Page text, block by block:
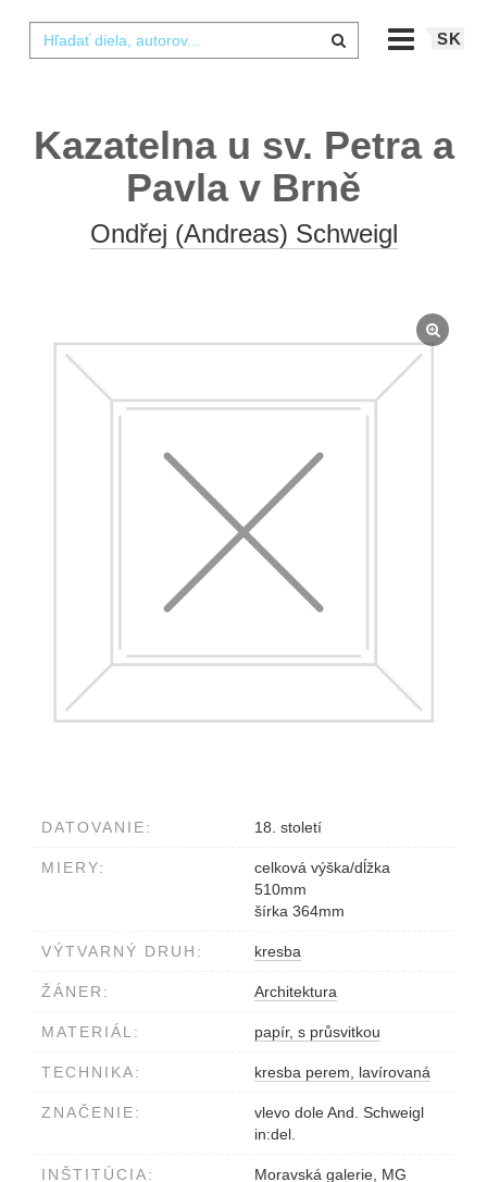
SK
Kazatelna u sv. Petra a
Pavla v Brně
Ondřej (Andreas) Schweigl
DATOVANIE: 18. století
MIERY:
celková výška/dĺžka
510mm
šírka 364mm
VÝTVARNÝ DRUH: kresba
ŽÁNER: Architektura
MATERIÁL: papír, s průsvitkou
TECHNIKA: kresba perem, lavírovaná
ZNAČENIE:
vlevo dole And. Schweigl
in:del.
INŠTITÚCIA: Moravská galerie, MG